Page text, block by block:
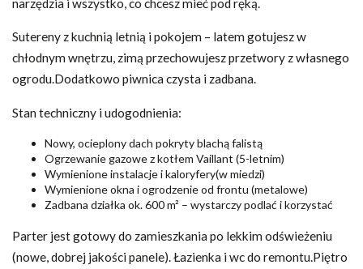
narzędzia i wszystko, co chcesz mieć pod ręką.
Sutereny z kuchnią letnią i pokojem – latem gotujesz w
chłodnym wnętrzu, zimą przechowujesz przetwory z własnego
ogrodu.Dodatkowo piwnica czysta i zadbana.
Stan techniczny i udogodnienia:
Nowy, ocieplony dach pokryty blachą falistą
Ogrzewanie gazowe z kotłem Vaillant (5-letnim)
Wymienione instalacje i kaloryfery(w miedzi)
Wymienione okna i ogrodzenie od frontu (metalowe)
Zadbana działka ok. 600 m² – wystarczy podlać i korzystać
Parter jest gotowy do zamieszkania po lekkim odświeżeniu
(nowe, dobrej jakości panele). Łazienka i wc do remontu.Piętro